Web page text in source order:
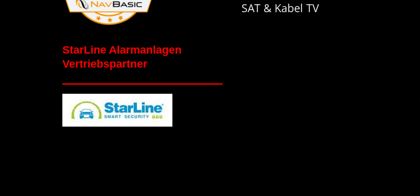
StarLine Alarmanlagen
Vertriebspartner
SAT & Kabel TV